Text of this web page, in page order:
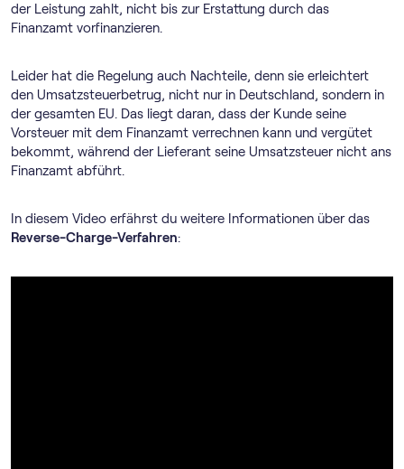
der Leistung zahlt, nicht bis zur Erstattung durch das
Finanzamt vorfinanzieren.
Leider hat die Regelung auch Nachteile, denn sie erleichtert
den Umsatzsteuerbetrug, nicht nur in Deutschland, sondern in
der gesamten EU. Das liegt daran, dass der Kunde seine
Vorsteuer mit dem Finanzamt verrechnen kann und vergütet
bekommt, während der Lieferant seine Umsatzsteuer nicht ans
Finanzamt abführt.
In diesem Video erfährst du weitere Informationen über das
Reverse-Charge-Verfahren: